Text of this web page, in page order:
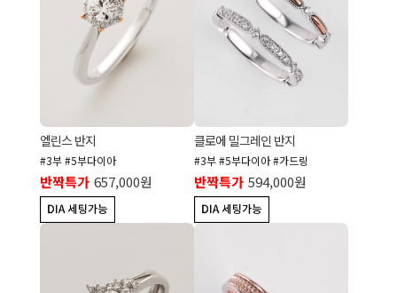
엘린스 반지
#3부 #5부다이아
반짝특가 657,000원
클로에 밀그레인 반지
#3부 #5부다이아 #가드링
반짝특가 594,000원